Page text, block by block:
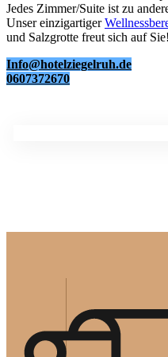
Jedes Zimmer/Suite ist zu
Unser einzigartiger
und Salzgrotte freut sich auf Sie!
Info@hotelziegelruh.de
0607372670